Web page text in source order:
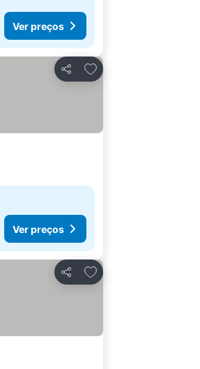
Ver preços
Partilhar
Adicionar aos favoritos
Ver preços
Partilhar
Adicionar aos favoritos